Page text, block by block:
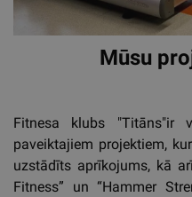
Mūsu
Fitnesa klubs "Titāns"ir
paveiktajiem projektiem,
uzstādīts aprīkojums, kā
Fitness” un “Hammer